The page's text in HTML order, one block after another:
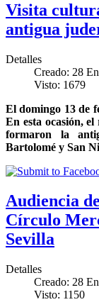
Visita
antigua
Detalles
Creado: 28
Visto: 1679
El domingo 13 de
En esta ocasión,
formaron la
Bartolomé y San
Audiencia
Círculo
Sevilla
Detalles
Creado: 28
Visto: 1150